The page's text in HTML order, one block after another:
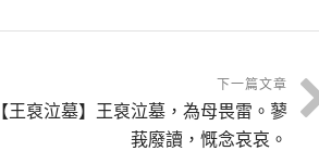
下一篇文章
【王裒泣墓】王裒泣墓，為母畏雷。蓼
莪廢讀，慨念哀哀。